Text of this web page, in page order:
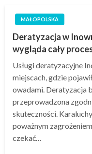
MAŁOPOLSKA
Deratyzacja w
wygląda cały
Usługi deratyzacyjne
miejscach, gdzie
owadami. Deratyzacja
przeprowadzona
skuteczności.
poważnym
czekać…